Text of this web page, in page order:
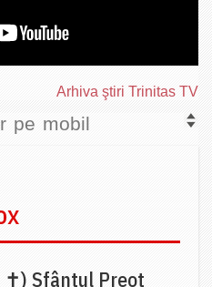
Arhiva ştiri Trinitas TV
pe mobil
✝) Sfântul Preot